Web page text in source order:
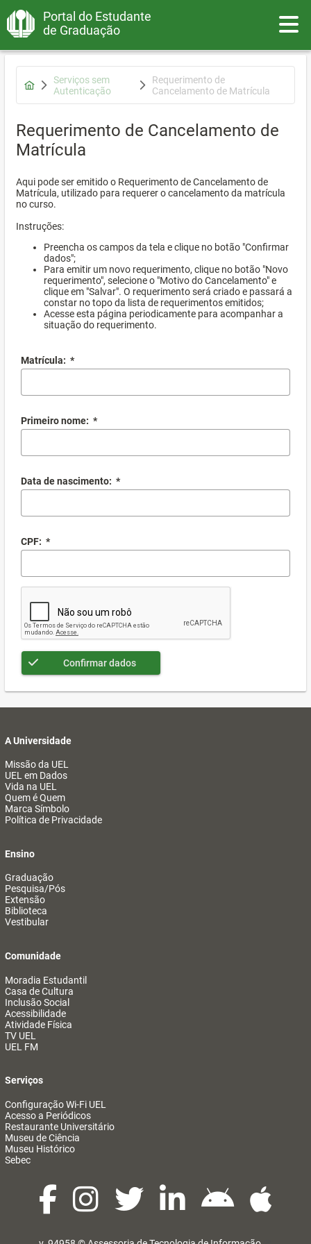
Portal do Estudante
de Graduação
Serviços sem
Autenticação
Requerimento de
Cancelamento de Matrícula
Requerimento de Cancelamento de
Matrícula
Aqui pode ser emitido o Requerimento de Cancelamento de
Matrícula, utilizado para requerer o cancelamento da matrícula
no curso.
Instruções:
Preencha os campos da tela e clique no botão "Confirmar
dados";
Para emitir um novo requerimento, clique no botão "Novo
requerimento", selecione o "Motivo do Cancelamento" e
clique em "Salvar". O requerimento será criado e passará a
constar no topo da lista de requerimentos emitidos;
Acesse esta página periodicamente para acompanhar a
situação do requerimento.
Matrícula: *
Primeiro nome: *
Data de nascimento: *
CPF: *
Confirmar dados
A Universidade
Missão da UEL
UEL em Dados
Vida na UEL
Quem é Quem
Marca Símbolo
Política de Privacidade
Ensino
Graduação
Pesquisa/Pós
Extensão
Biblioteca
Vestibular
Comunidade
Moradia Estudantil
Casa de Cultura
Inclusão Social
Acessibilidade
Atividade Física
TV UEL
UEL FM
Serviços
Configuração Wi-Fi UEL
Acesso a Periódicos
Restaurante Universitário
Museu de Ciência
Museu Histórico
Sebec